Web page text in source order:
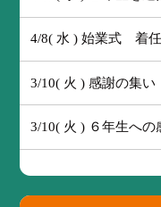
4/8( 水 ) 始業式 着
3/10( 火 ) 感謝の集い
3/10( 火 ) ６年生へ